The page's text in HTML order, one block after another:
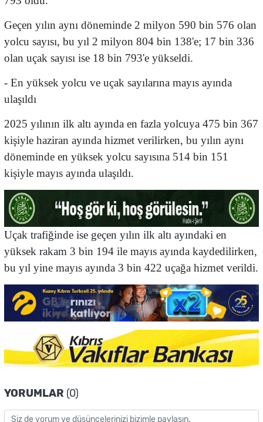
Geçen yılın aynı döneminde 2 milyon 590 bin 576 olan
yolcu sayısı, bu yıl 2 milyon 804 bin 138'e; 17 bin 336
olan uçak sayısı ise 18 bin 793'e yükseldi.
- En yüksek yolcu ve uçak sayılarına mayıs ayında
ulaşıldı
2025 yılının ilk altı ayında en fazla yolcuya 475 bin 367
kişiyle haziran ayında hizmet verilirken, bu yılın aynı
döneminde en yüksek yolcu sayısına 514 bin 151
kişiyle mayıs ayında ulaşıldı.
Uçak trafiğinde ise geçen yılın ilk altı ayındaki en
yüksek rakam 3 bin 194 ile mayıs ayında kaydedilirken,
bu yıl yine mayıs ayında 3 bin 422 uçağa hizmet verildi.
YORUMLAR (0)